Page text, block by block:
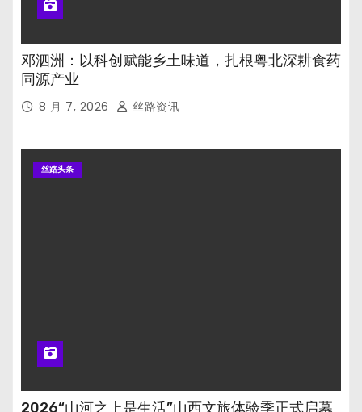
邓泗洲：以科创赋能乡土味道，扎根粤北深耕食药
同源产业
8 月 7, 2026 丝路资讯
丝路头条
2026“山河之上是生活”山西文旅体验季正式启幕